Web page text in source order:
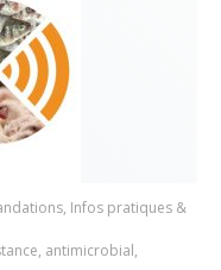
, Infos pratiques &
, antimicrobial,